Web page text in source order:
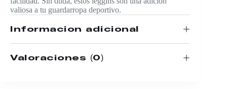
valiosa a tu guardarropa deportivo.
Información adicional
Valoraciones (0)